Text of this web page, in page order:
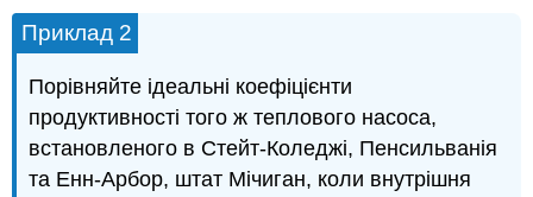
Приклад 2
Порівняйте ідеальні коефіцієнти
продуктивності того ж теплового насоса,
встановленого в Стейт-Коледжі, Пенсильванія
та Енн-Арбор, штат Мічиган, коли внутрішня